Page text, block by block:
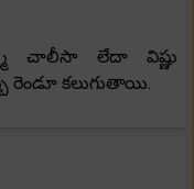
చాలీసా లేదా విష్ణు
రెండూ కలుగుతాయి.